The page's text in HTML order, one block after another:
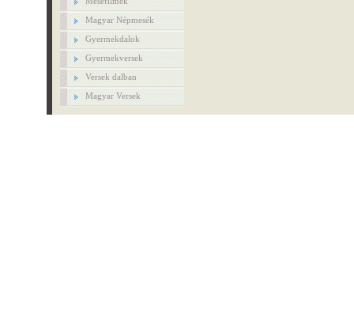
Magyar Népmesék
Gyermekdalok
Gyermekversek
Versek dalban
Magyar Versek